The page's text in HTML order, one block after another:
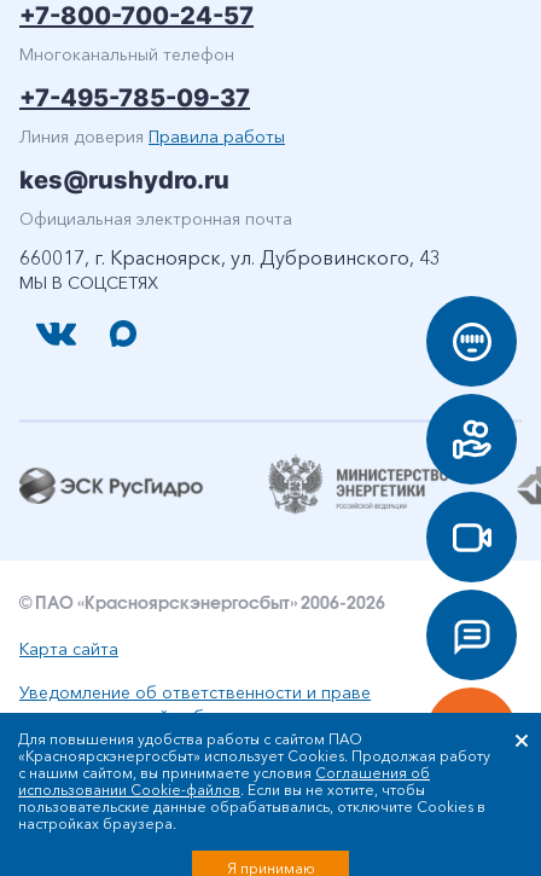
МЫ В СОЦСЕТЯХ
+7-800-700-24-57
Многоканальный телефон
+7-495-785-09-37
Линия доверия Правила работы
kes@rushydro.ru
Официальная электронная почта
660017, г. Красноярск, ул. Дубровинского, 43
© ПАО «Красноярскэнергосбыт» 2006-2026
Карта сайта
Уведомление об ответственности и праве
интеллектуальной собственности
Политика ПАО «Красноярскэнергосбыт» в отношении
обработки персональных данных
Для повышения удобства работы с сайтом ПАО
«Красноярскэнергосбыт» использует Cookies. Продолжая работу
с нашим сайтом, вы принимаете условия Соглашения об
использовании Cookie-файлов. Если вы не хотите, чтобы
пользовательские данные обрабатывались, отключите Cookies в
настройках браузера.
Я принимаю